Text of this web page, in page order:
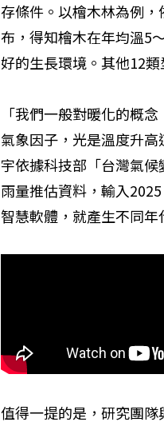
存條件。以檜木林為例
布，得知檜木在年均溫5
好的生長環境。其他12
「我們一般對暖化的概
氣象因子，光是溫度升
宇依據科技部「台灣氣候
雨量推估資料，輸入
智慧軟體，就產生不同年
值得一提的是，研究團